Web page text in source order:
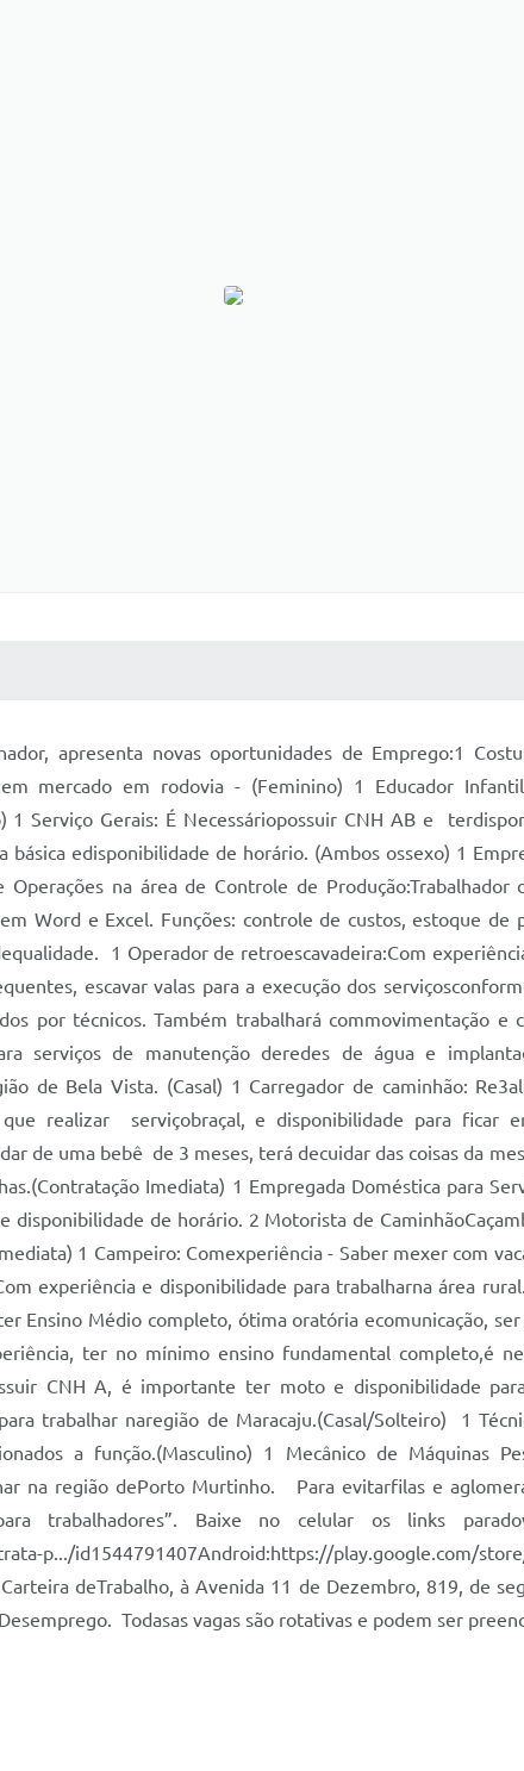
apresenta novas oportunidades de Emprego:1
em mercado em rodovia - (Feminino) 1 Educador
1 Serviço Gerais: É Necessáriopossuir CNH AB e
edisponibilidade de horário. (Ambos ossexo) 1
na área de Controle de
Word e Excel. Funções: controle de custos, estoque de
1 Operador de retroescavadeira:Com
escavar valas para a execução dos
por técnicos. Também trabalhará commovimentação e
serviços de manutenção deredes de água e
de Bela Vista. (Casal) 1 Carregador de caminhão:
realizar serviçobraçal, e disponibilidade para ficar
de uma bebê de 3 meses, terá decuidar das coisas da
Imediata) 1 Empregada Doméstica para
disponibilidade de horário. 2 Motorista de
1 Campeiro: Comexperiência - Saber mexer com
experiência e disponibilidade para trabalharna área
Ensino Médio completo, ótima oratória ecomunicação,
ter no mínimo ensino fundamental completo,é
CNH A, é importante ter moto e disponibilidade
trabalhar naregião de Maracaju.(Casal/Solteiro) 1
a função.(Masculino) 1 Mecânico de Máquinas
na região dePorto Murtinho. Para evitarfilas e
trabalhadores”. Baixe no celular os links
p.../id1544791407Android:https://
deTrabalho, à Avenida 11 de Dezembro, 819, de
Todasas vagas são rotativas e podem ser